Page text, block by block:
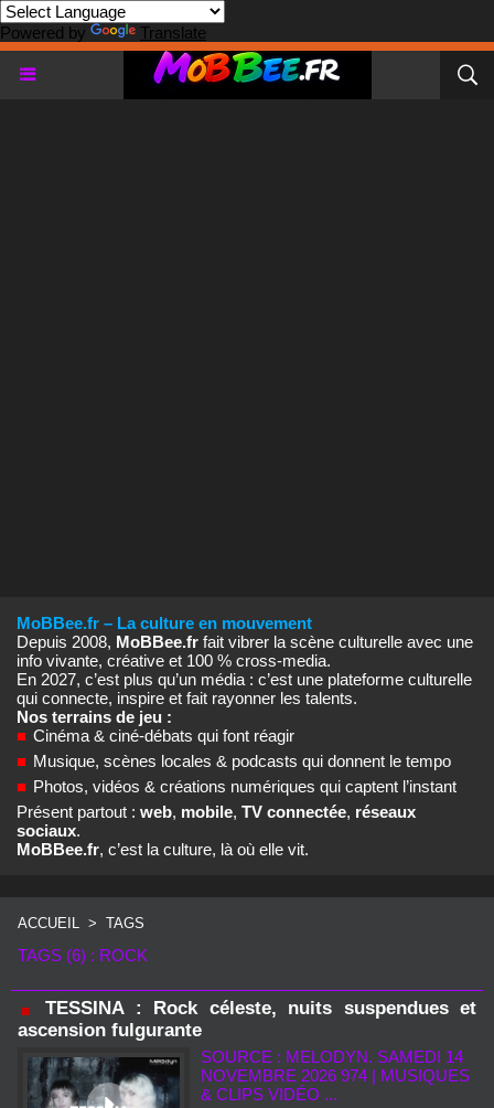
Powered by Translate
MoBBee.fr – La culture en mouvement
Depuis 2008, MoBBee.fr fait vibrer la scène culturelle avec une
info vivante, créative et 100 % cross‑media.
En 2027, c’est plus qu’un média : c’est une plateforme culturelle
qui connecte, inspire et fait rayonner les talents.
Nos terrains de jeu :
■ Cinéma & ciné‑débats qui font réagir
■ Musique, scènes locales & podcasts qui donnent le tempo
■ Photos, vidéos & créations numériques qui captent l’instant
Présent partout : web, mobile, TV connectée, réseaux
sociaux.
MoBBee.fr, c’est la culture, là où elle vit.
ACCUEIL > TAGS
TAGS (6) : ROCK
TESSINA : Rock céleste, nuits suspendues et
ascension fulgurante
SOURCE : MELODYN. SAMEDI 14
NOVEMBRE 2026 974 | MUSIQUES
& CLIPS VIDÉO ...